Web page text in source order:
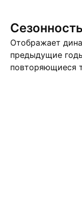
Сезонность
Отображает
предыдущие
повторяющиеся